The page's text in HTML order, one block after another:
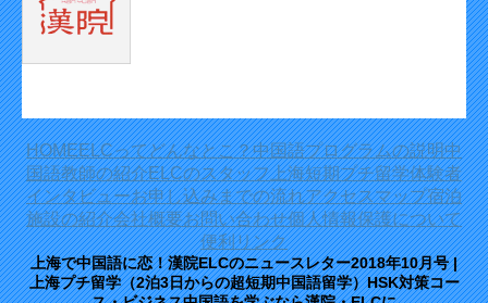
HOMEELCってどんなとこ？中国語プログラムの説明中
国語教師の紹介ELCのスタッフ上海短期プチ留学体験者
インタビューお申し込みまでの流れアクセスマップ宿泊
施設の紹介会社概要お問い合わせ個人情報保護について
便利リンク
上海で中国語に恋！漢院ELCのニュースレター2018年10月号 |
上海プチ留学（2泊3日からの超短期中国語留学）HSK対策コー